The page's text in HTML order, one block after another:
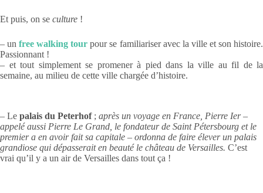
Et puis, on se culture !
– unfree walking tour pour se familiariser avec la ville et son histoire.
Passionnant !
– et tout simplement se promener à pied dans la ville au fil de la
semaine, au milieu de cette ville chargée d’histoire.
– Le palais du Peterhof; après un voyage en France, Pierre Ier –
appelé aussi Pierre Le Grand, le fondateur de Saint Pétersbourg et le
premier a en avoir fait sa capitale – ordonna de faire élever un palais
grandiose qui dépasserait en beauté le château de Versailles. C’est
vrai qu’il y a un air de Versailles dans tout ça !